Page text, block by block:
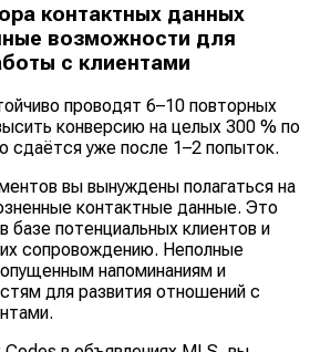
контактных данных
возможности для
с клиентами
проводят 6–10 повторных
конверсию на целых 300 % по
сдаётся уже после 1–2 попыток.
вы вынуждены полагаться на
контактные данные. Это
базе потенциальных клиентов и
сопровождению. Неполные
напоминаниям и
для развития отношений с